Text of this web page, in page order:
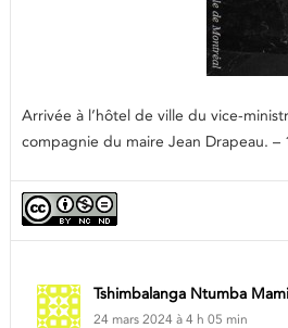
Arrivée à l’hôtel de ville du vice-
compagnie du maire Jean Drapeau.
Tshimbalanga Ntumba
24 mars 2024 à 4 h 05 min